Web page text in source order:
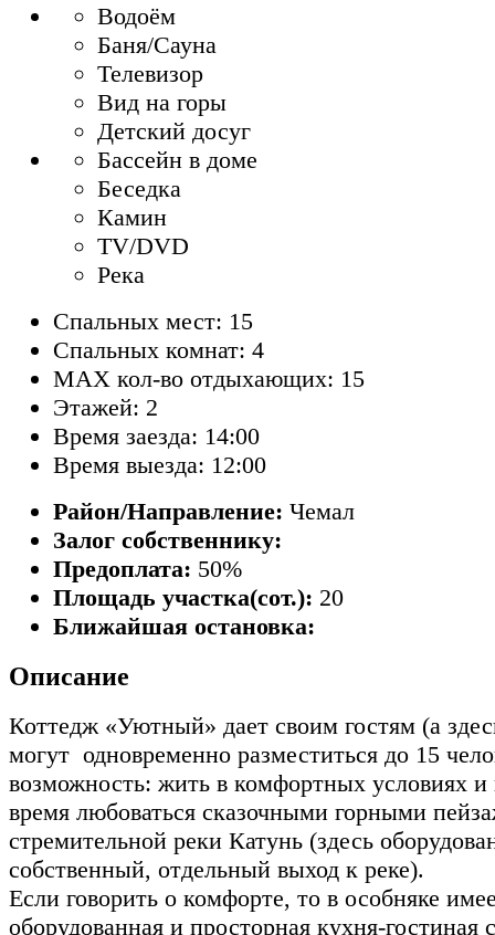
Водоём
Баня/Сауна
Телевизор
Вид на горы
Детский досуг
Бассейн в доме
Беседка
Камин
TV/DVD
Река
Спальных мест: 15
Спальных комнат: 4
MAX кол-во отдыхающих: 15
Этажей: 2
Время заезда: 14:00
Время выезда: 12:00
Район/Направление: Чемал
Залог собственнику:
Предоплата: 50%
Площадь участка(сот.): 20
Ближайшая остановка:
Описание
Коттедж «Уютный» дает своим гостям (а
могут одновременно разместиться до 15
возможность: жить в комфортных условиях и
время любоваться сказочными горными
стремительной реки Катунь (здесь
собственный, отдельный выход к реке).
Если говорить о комфорте, то в особняке
оборудованная и просторная кухня-гостиная